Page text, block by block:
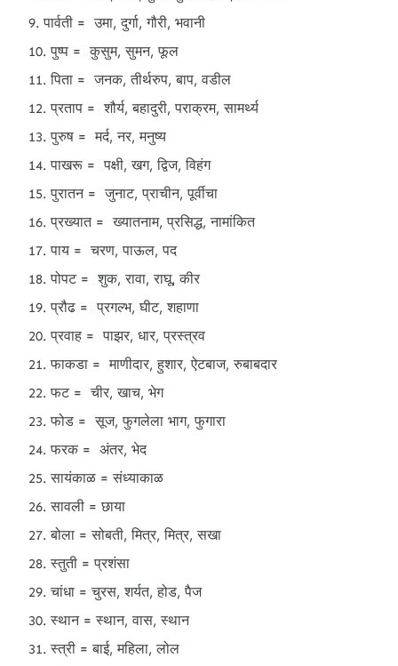
पार्वती = उमा, दुर्गा, गौरी, भवानी
पुष्प = कुसुम, सुमन, फूल
पिता = जनक, तीर्थरुप, बाप, वडील
प्रताप = शौर्य, बहादुरी, पराक्रम, सामर्थ्य
पुरुष = मर्द, नर, मनुष्य
पाखरू = पक्षी, खग, द्विज, विहंग
पुरातन = जुनाट, प्राचीन, पूर्वीचा
प्रख्यात = ख्यातनाम, प्रसिद्ध, नामांकित
पाय = चरण, पाऊल, पद
पोपट = शुक, रावा, राघू, कीर
प्रौढ = प्रगल्भ, घीट, शहाणा
प्रवाह = पाझर, धार, प्रस्त्रव
फाकडा = माणीदार, हुशार, ऐटबाज, रुबाबदार
फट = चीर, खाच, भेग
फोड = सूज, फुगलेला भाग, फुगारा
फरक = अंतर, भेद
सायंकाळ = संध्याकाळ
सावली = छाया
बोला = सोबती, मित्र, मित्र, सखा
स्तुती = प्रशंसा
चांधा = चुरस, शर्यत, होड, पैज
स्थान = स्थान, वास, स्थान
स्त्री = बाई, महिला, लोल